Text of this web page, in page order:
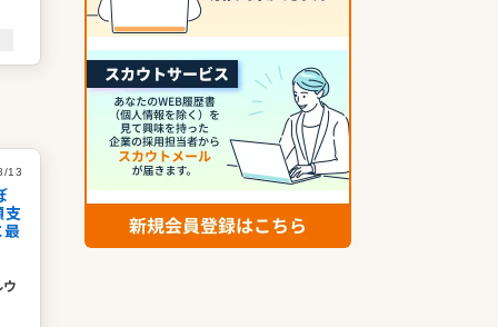
13
支
最